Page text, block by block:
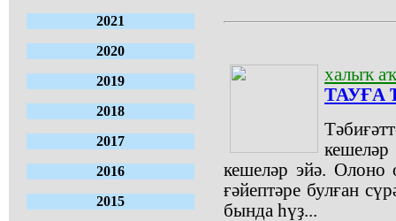
2021
2020
2019
2018
2017
2016
2015
халыҡ
ТАУҒА
кешеләр эйә. Олоно
ғәйептәре булған
бында һүҙ...